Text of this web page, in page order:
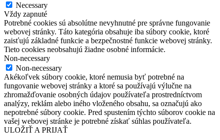
Necessary
Vždy zapnuté
Potrebné cookies sú absolútne nevyhnutné pre správne fungovanie
webovej stránky. Táto kategória obsahuje iba súbory cookie, ktoré
zaisťujú základné funkcie a bezpečnostné funkcie webovej stránky.
Tieto cookies neobsahujú žiadne osobné informácie.
Non-necessary
Non-necessary
Akékoľvek súbory cookie, ktoré nemusia byť potrebné na
fungovanie webovej stránky a ktoré sa používajú výlučne na
zhromažďovanie osobných údajov používateľa prostredníctvom
analýzy, reklám alebo iného vloženého obsahu, sa označujú ako
nepotrebné súbory cookie. Pred spustením týchto súborov cookie na
vašej webovej stránke je potrebné získať súhlas používateľa.
ULOŽIŤ A PRIJAŤ